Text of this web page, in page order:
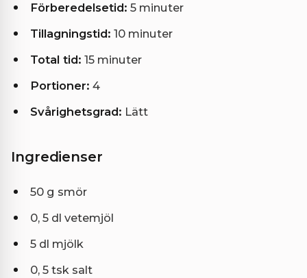
Förberedelsetid: 5 minuter
Tillagningstid: 10 minuter
Total tid: 15 minuter
Portioner: 4
Svårighetsgrad: Lätt
Ingredienser
50 g smör
0, 5 dl vetemjöl
5 dl mjölk
0, 5 tsk salt